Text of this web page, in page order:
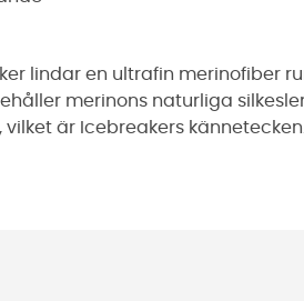
lindar en ultrafin merinofiber
merinons naturliga
är Icebreakers